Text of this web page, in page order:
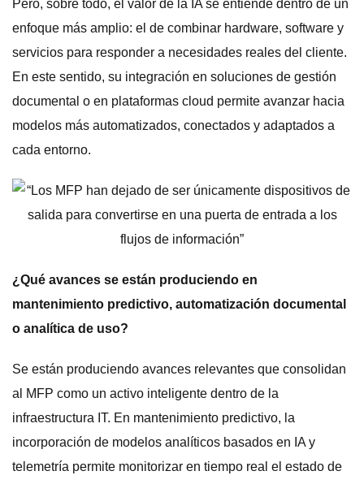
Pero, sobre todo, el valor de la IA se entiende dentro de un
enfoque más amplio: el de combinar hardware, software y
servicios para responder a necesidades reales del cliente.
En este sentido, su integración en soluciones de gestión
documental o en plataformas cloud permite avanzar hacia
modelos más automatizados, conectados y adaptados a
cada entorno.
¿Qué avances se están produciendo en
mantenimiento predictivo, automatización documental
o analítica de uso?
Se están produciendo avances relevantes que consolidan
al MFP como un activo inteligente dentro de la
infraestructura IT. En mantenimiento predictivo, la
incorporación de modelos analíticos basados en IA y
telemetría permite monitorizar en tiempo real el estado de